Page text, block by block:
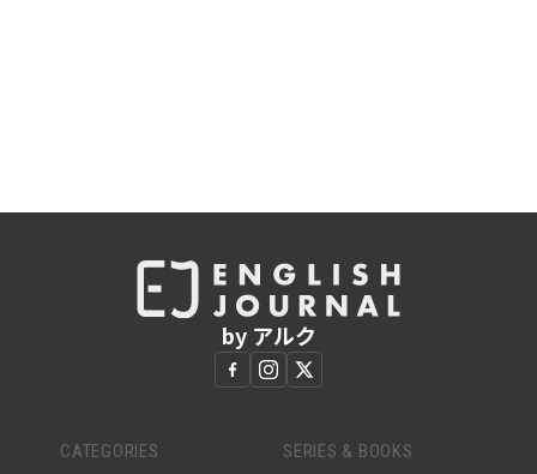
by アルク
CATEGORIES SERIES & BOOKS